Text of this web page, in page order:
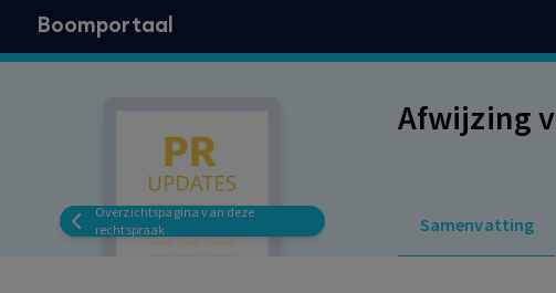
Boomportaal
Overzichtspagina van deze
rechtspraak
Afwijzing
Samenvatting